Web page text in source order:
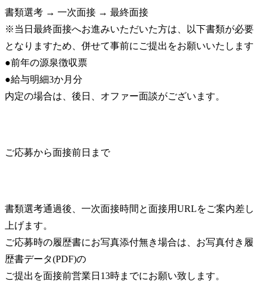
書類選考 → 一次面接 → 最終面接
※当日最終面接へお進みいただいた方は、以下書類が必要
となりますため、併せて事前にご提出をお願いいたします
●前年の源泉徴収票
●給与明細3か月分
内定の場合は、後日、オファー面談がございます。
ご応募から面接前日まで
書類選考通過後、一次面接時間と面接用URLをご案内差し
上げます。
ご応募時の履歴書にお写真添付無き場合は、お写真付き履
歴書データ(PDF)の
ご提出を面接前営業日13時までにお願い致します。